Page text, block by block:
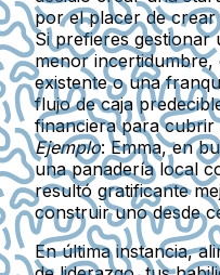
por el placer de crear
Si prefieres gestionar
menor
existente o una
flujo de caja
financiera para cubrir
Ejemplo: Emma, en
una panadería local
resultó gratificante
construir uno desde
En última instancia,